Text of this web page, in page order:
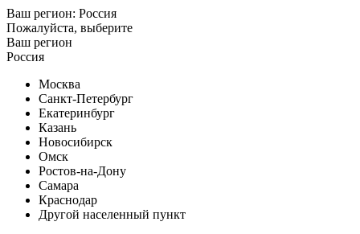
Ваш регион: Россия
Пожалуйста, выберите
Ваш регион
Россия
Москва
Санкт-Петербург
Екатеринбург
Казань
Новосибирск
Омск
Ростов-на-Дону
Самара
Краснодар
Другой населенный пункт